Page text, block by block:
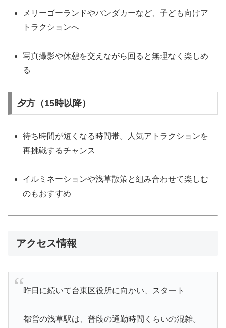
メリーゴーランドやパンダカーなど、子ども向けア
トラクションへ
写真撮影や休憩を交えながら回ると無理なく楽しめ
る
夕方（15時以降）
待ち時間が短くなる時間帯。人気アトラクションを
再挑戦するチャンス
イルミネーションや浅草散策と組み合わせて楽しむ
のもおすすめ
アクセス情報
昨日に続いて台東区役所に向かい、スタート
都営の浅草駅は、普段の通勤時間くらいの混雑。